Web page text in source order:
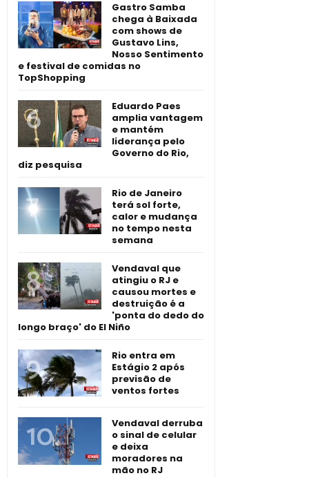
Gastro Samba
chega à Baixada
com shows de
Gustavo Lins,
Nosso Sentimento
e festival de comidas no
TopShopping
Eduardo Paes
amplia vantagem
e mantém
liderança pelo
Governo do Rio,
diz pesquisa
Rio de Janeiro
terá sol forte,
calor e mudança
no tempo nesta
semana
Vendaval que
atingiu o RJ e
causou mortes e
destruição é a
'ponta do dedo do
longo braço' do El Niño
Rio entra em
Estágio 2 após
previsão de
ventos fortes
Vendaval derruba
o sinal de celular
e deixa
moradores na
mão no RJ